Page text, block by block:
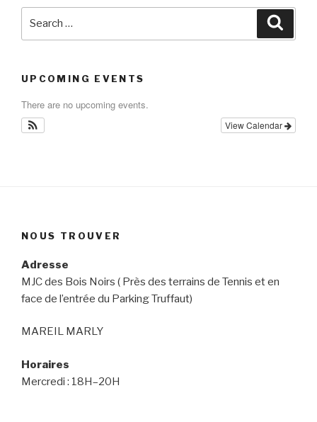
UPCOMING EVENTS
There are no upcoming events.
View Calendar
NOUS TROUVER
Adresse
MJC des Bois Noirs ( Près des terrains de Tennis et en
face de l’entrée du Parking Truffaut)
MAREIL MARLY
Horaires
Mercredi : 18H–20H